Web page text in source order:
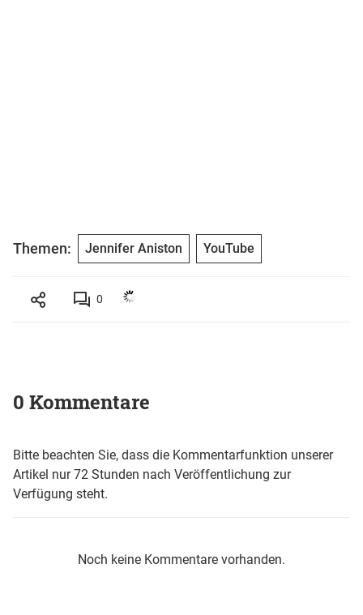
Themen: Jennifer Aniston YouTube
0
0 Kommentare
Bitte beachten Sie, dass die Kommentarfunktion unserer
Artikel nur 72 Stunden nach Veröffentlichung zur
Verfügung steht.
Noch keine Kommentare vorhanden.